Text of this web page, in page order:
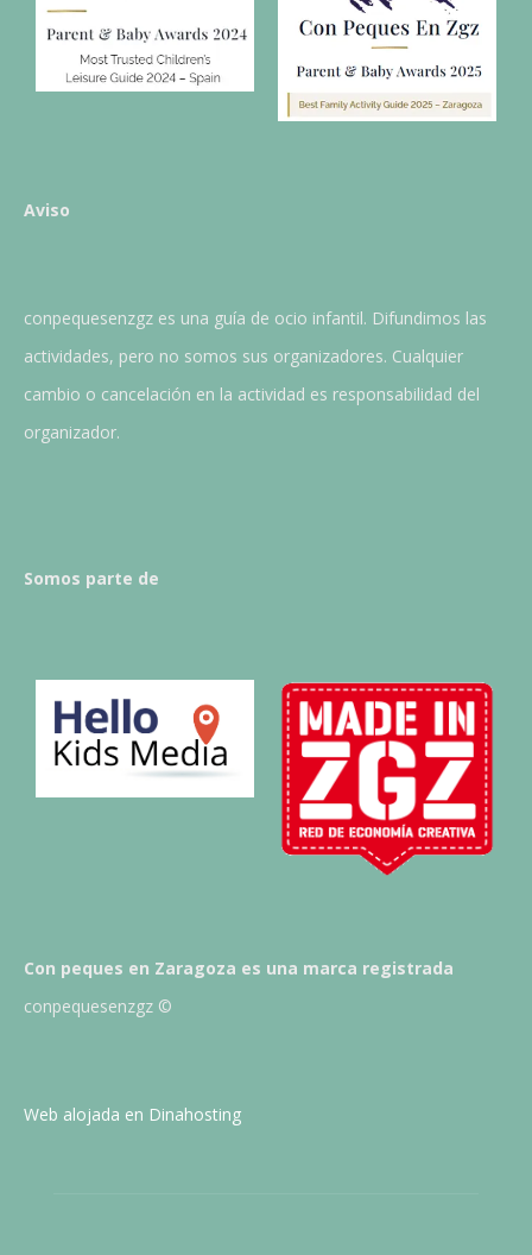
Aviso
conpequesenzgz es una guía de ocio infantil. Difundimos las
actividades, pero no somos sus organizadores. Cualquier
cambio o cancelación en la actividad es responsabilidad del
organizador.
Somos parte de
Con peques en Zaragoza es una marca registrada
conpequesenzgz ©
Web alojada en Dinahosting